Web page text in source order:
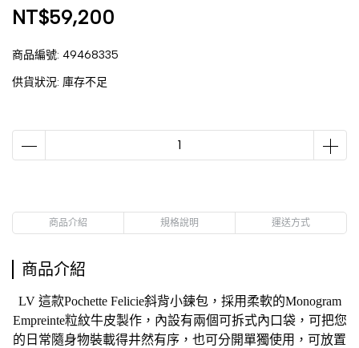
NT$59,200
商品編號: 49468335
供貨狀況: 庫存不足
商品介紹 規格說明 運送方式
商品介紹
LV 這款Pochette Felicie斜背小鍊包，採用柔軟的Monogram
Empreinte粒紋牛皮製作，內設有兩個可拆式內口袋，可把您
的日常隨身物裝載得井然有序，也可分開單獨使用，可放置